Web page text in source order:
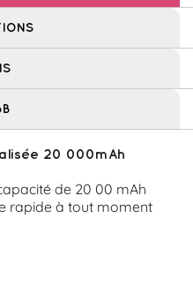
20 000mAh
de 20 00 mAh
rapide à tout moment